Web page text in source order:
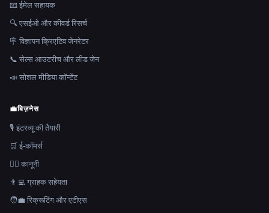
📧 ईमेल सहायक
🔍 एसईओ और कीवर्ड रिसर्च
🪧 विज्ञापन क्रिएटिव जेनरेटर
📞 सेल्स आउटरीच और लीड जेन
📣 सोशल मीडिया कॉन्टेंट
💼बिज़नेस
🎙️ इंटरव्यू की तैयारी
🛒 ई-कॉमर्स
👩‍⚖️ कानूनी
👨‍💻 ग्राहक सहेयता
🧑‍💼 रिक्रूटिंग और एटीएस